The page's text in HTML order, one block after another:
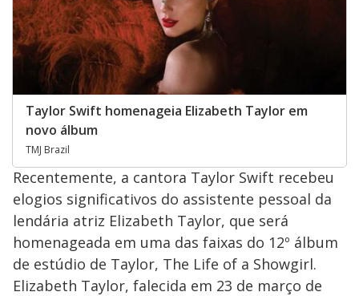
Taylor Swift homenageia Elizabeth Taylor em
novo álbum
TMJ Brazil
Recentemente, a cantora Taylor Swift recebeu
elogios significativos do assistente pessoal da
lendária atriz Elizabeth Taylor, que será
homenageada em uma das faixas do 12º álbum
de estúdio de Taylor, The Life of a Showgirl.
Elizabeth Taylor, falecida em 23 de março de